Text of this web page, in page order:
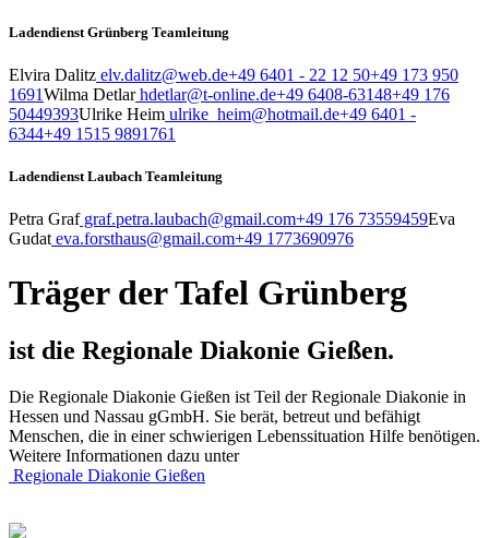
Ladendienst Grünberg Teamleitung
Elvira Dalitz elv.dalitz@web.de+49 6401 - 22 12 50+49 173 950
1691Wilma Detlarhdetlar@t-online.de+49 6408-63148+49 176
50449393Ulrike Heim ulrike_heim@hotmail.de+49 6401 -
6344+49 1515 9891761
Ladendienst Laubach Teamleitung
Petra Grafgraf.petra.laubach@gmail.com+49 176 73559459Eva
Gudat eva.forsthaus@gmail.com+49 1773690976
Träger der Tafel Grünberg
ist die Regionale Diakonie Gießen.
Die Regionale Diakonie Gießen ist Teil der Regionale Diakonie in
Hessen und Nassau gGmbH. Sie berät, betreut und befähigt
Menschen, die in einer schwierigen Lebenssituation Hilfe benötigen.
Weitere Informationen dazu unter
Regionale Diakonie Gießen